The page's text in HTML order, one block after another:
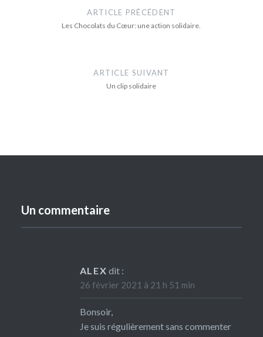
ARTICLE PRÉCÉDENT
Les Chocolats du Cœur: une action solidaire.
ARTICLE SUIVANT
Un clip solidaire
Un commentaire
ALEX dit :
26 février 2021 à 21 h 51 min
Bonsoir,
Je suis régulièrement sans commenter